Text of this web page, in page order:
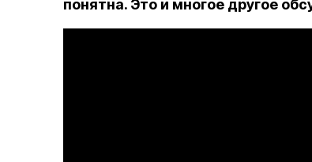
понятна. Это и многое другое